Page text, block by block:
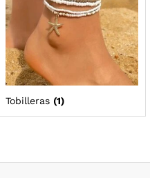
Tobilleras (1)